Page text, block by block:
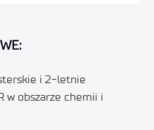
i 2-letnie
w obszarze chemii i